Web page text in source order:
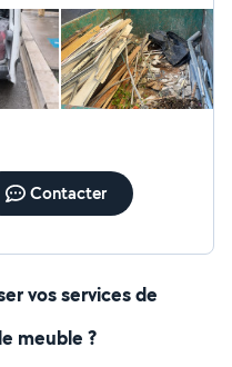
Contacter
vos services de
meuble ?